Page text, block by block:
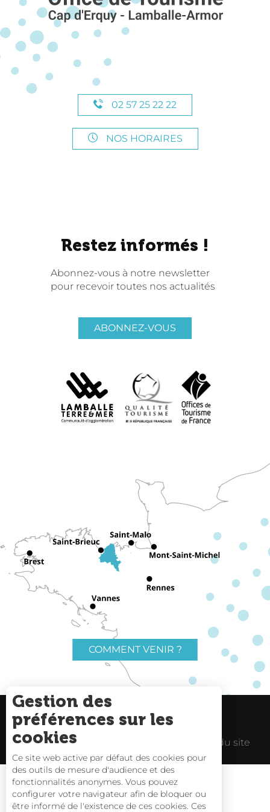
02 57 25 22 22
NOS HORAIRES
Restez informés !
Abonnez-vous à notre newsletter
pour recevoir toutes nos actualités
ABONNEZ-VOUS
COMMENT VENIR ?
Charte du voyageur Liens utiles
Espace Pro Plan du site
Gestion des
préférences sur les
cookies
Ce site web active par défaut des cookies pour
des outils de mesure d'audience et des
fonctionnalités anonymes. Vous pouvez
configurer votre navigateur afin de bloquer ou
être informé de l'existence de ces cookies. Ces